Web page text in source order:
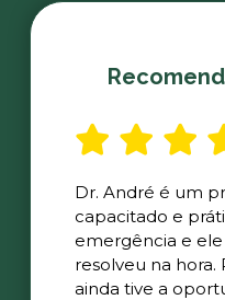
Dr. André é um
capacitado e
emergência e
resolveu na
ainda tive a